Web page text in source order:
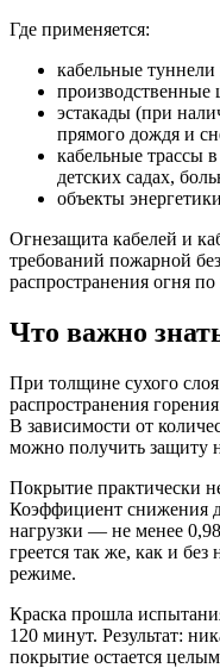
Где применяется:
кабельные
производственные
эстакады (при
прямого дождя и
кабельные трассы
детских садах,
объекты
Огнезащита кабелей и
требований пожарной
распространения огня
Что важно
При толщине сухого
распространения
В зависимости от
можно получить защиту
Покрытие практически
Коэффициент снижения
нагрузки — не менее
греется так же, как и
режиме.
Краска прошла
120 минут. Результат:
покрытие остается